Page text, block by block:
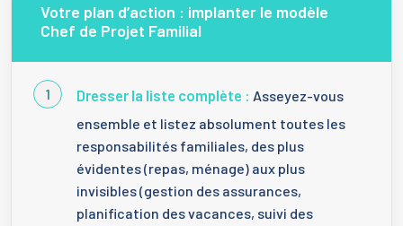
Votre plan d’action : implanter le modèle
Chef de Projet Familial
Dresser la liste complète : Asseyez-vous
ensemble et listez absolument toutes les
responsabilités familiales, des plus
évidentes (repas, ménage) aux plus
invisibles (gestion des assurances,
planification des vacances, suivi des